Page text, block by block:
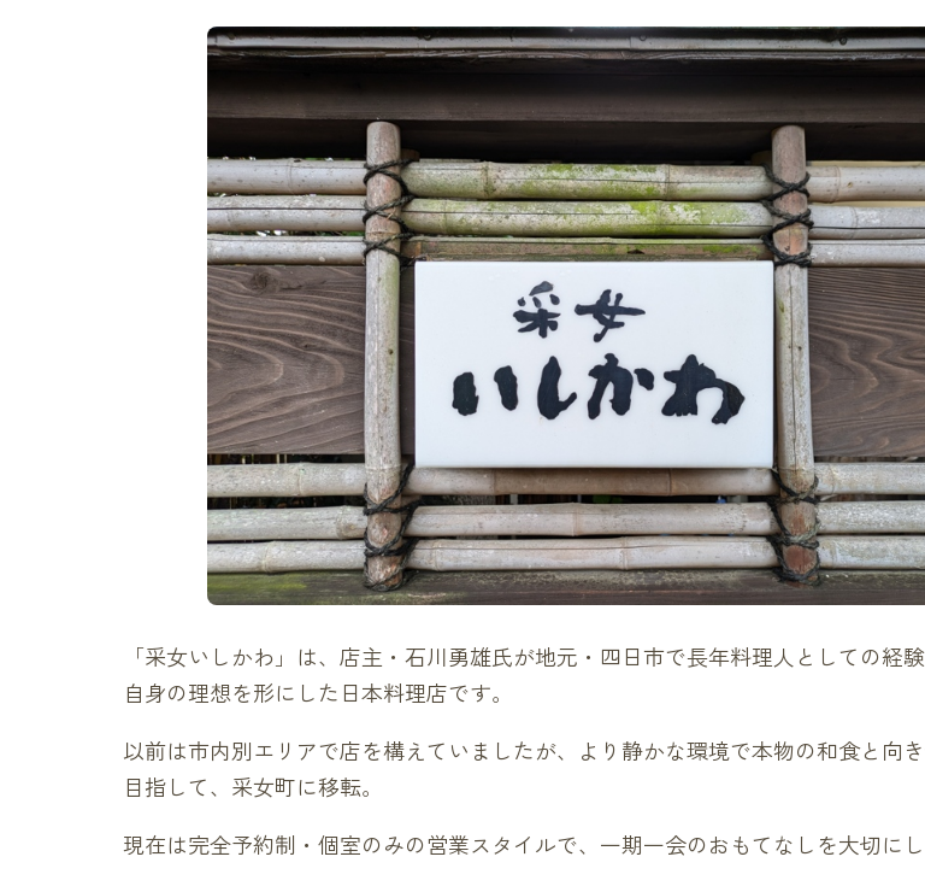
「采女いしかわ」は、店主・石川勇雄氏が地元・四日市で長年料理人としての経験
自身の理想を形にした日本料理店です。
以前は市内別エリアで店を構えていましたが、より静かな環境で本物の和食と向
目指して、采女町に移転。
現在は完全予約制・個室のみの営業スタイルで、一期一会のおもてなしを大切にし